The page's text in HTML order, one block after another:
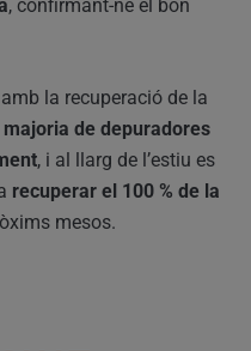
, confirmant-ne el bon
la recuperació de la
majoria de depuradores
, i al llarg de l’estiu es
recuperar el 100 % de la
mesos.